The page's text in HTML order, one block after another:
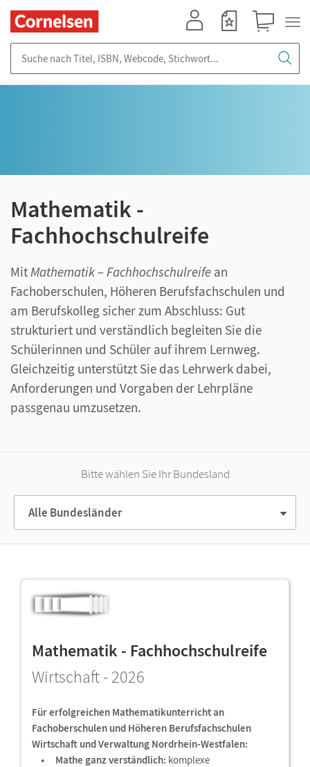
Mathematik -
Fachhochschulreife
MitMathematik – Fachhochschulreife an
Fachoberschulen, Höheren Berufsfachschulen und
am Berufskolleg sicher zum Abschluss: Gut
strukturiert und verständlich begleiten Sie die
Schülerinnen und Schüler auf ihrem Lernweg.
Gleichzeitig unterstützt Sie das Lehrwerk dabei,
Anforderungen und Vorgaben der Lehrpläne
passgenau umzusetzen.
Bitte wählen Sie Ihr Bundesland
Alle Bundesländer
Mathematik - Fachhochschulreife
Wirtschaft - 2026
Für erfolgreichen Mathematikunterricht an
Fachoberschulen und Höheren Berufsfachschulen
Wirtschaft und Verwaltung Nordrhein-Westfalen:
Mathe ganz verständlich: komplexe